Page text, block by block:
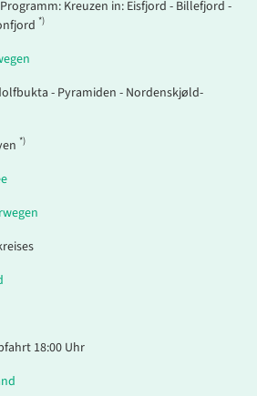
Kreuzen in: Eisfjord - Billefjord -
*)
- Pyramiden - Nordenskjøld-
*)
18:00 Uhr